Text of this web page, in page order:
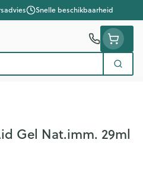
Snelle beschikbaarheid
Zoek
Gel Nat.imm. 29ml